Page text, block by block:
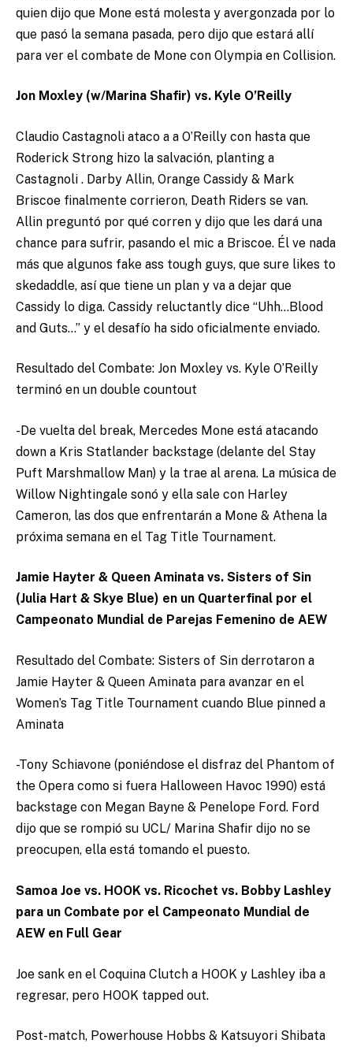
quien dijo que Mone está molesta y avergonzada por lo
que pasó la semana pasada, pero dijo que estará allí
para ver el combate de Mone con Olympia en Collision.
Jon Moxley (w/Marina Shafir) vs. Kyle O’Reilly
Claudio Castagnoli ataco a a O’Reilly con hasta que
Roderick Strong hizo la salvación, planting a
Castagnoli . Darby Allin, Orange Cassidy & Mark
Briscoe finalmente corrieron, Death Riders se van.
Allin preguntó por qué corren y dijo que les dará una
chance para sufrir, pasando el mic a Briscoe. Él ve nada
más que algunos fake ass tough guys, que sure likes to
skedaddle, así que tiene un plan y va a dejar que
Cassidy lo diga. Cassidy reluctantly dice “Uhh…Blood
and Guts…” y el desafío ha sido oficialmente enviado.
Resultado del Combate: Jon Moxley vs. Kyle O’Reilly
terminó en un double countout
-De vuelta del break, Mercedes Mone está atacando
down a Kris Statlander backstage (delante del Stay
Puft Marshmallow Man) y la trae al arena. La música de
Willow Nightingale sonó y ella sale con Harley
Cameron, las dos que enfrentarán a Mone & Athena la
próxima semana en el Tag Title Tournament.
Jamie Hayter & Queen Aminata vs. Sisters of Sin
(Julia Hart & Skye Blue) en un Quarterfinal por el
Campeonato Mundial de Parejas Femenino de AEW
Resultado del Combate: Sisters of Sin derrotaron a
Jamie Hayter & Queen Aminata para avanzar en el
Women’s Tag Title Tournament cuando Blue pinned a
Aminata
-Tony Schiavone (poniéndose el disfraz del Phantom of
the Opera como si fuera Halloween Havoc 1990) está
backstage con Megan Bayne & Penelope Ford. Ford
dijo que se rompió su UCL/ Marina Shafir dijo no se
preocupen, ella está tomando el puesto.
Samoa Joe vs. HOOK vs. Ricochet vs. Bobby Lashley
para un Combate por el Campeonato Mundial de
AEW en Full Gear
Joe sank en el Coquina Clutch a HOOK y Lashley iba a
regresar, pero HOOK tapped out.
Post-match, Powerhouse Hobbs & Katsuyori Shibata